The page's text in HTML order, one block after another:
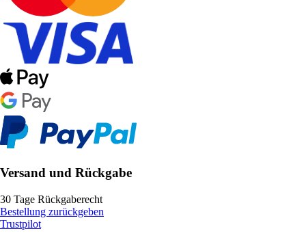
Versand und Rückgabe
30 Tage Rückgaberecht
Bestellung zurückgeben
Trustpilot